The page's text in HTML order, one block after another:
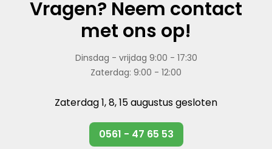
Vragen? Neem contact
met ons op!
Dinsdag - vrijdag 9:00 - 17:30
Zaterdag: 9:00 - 12:00
Zaterdag 1, 8, 15 augustus gesloten
0561 - 47 65 53